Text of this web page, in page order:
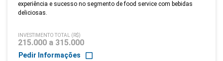
experiência e sucesso no segmento de food service com bebidas
deliciosas.
INVESTIMENTO TOTAL (R$)
215.000 a 315.000
Pedir Informações